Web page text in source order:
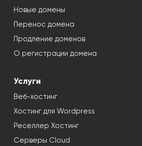
Новые домены
Перенос домена
Продление доменов
О регистрации домена
Услуги
Веб-хостинг
Хостинг для Wordpress
Реселлер Хостинг
Серверы Cloud